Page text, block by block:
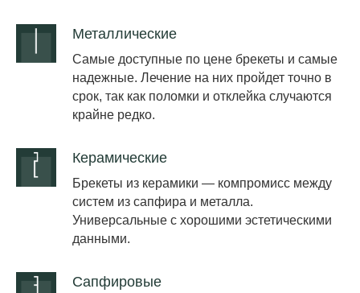
Металлические
Самые доступные по цене брекеты и самые
надежные. Лечение на них пройдет точно в
срок, так как поломки и отклейка случаются
крайне редко.
Керамические
Брекеты из керамики — компромисс между
систем из сапфира и металла.
Универсальные с хорошими эстетическими
данными.
Сапфировые